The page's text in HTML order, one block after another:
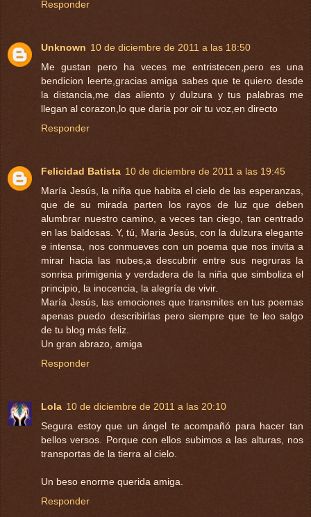
Responder
Unknown 10 de diciembre de 2011 a las 18:50
Me gustan pero ha veces me entristecen,pero es una
bendicion leerte,gracias amiga sabes que te quiero desde
la distancia,me das aliento y dulzura y tus palabras me
llegan al corazon,lo que daria por oir tu voz,en directo
Responder
Felicidad Batista 10 de diciembre de 2011 a las 19:45
María Jesús, la niña que habita el cielo de las esperanzas,
que de su mirada parten los rayos de luz que deben
alumbrar nuestro camino, a veces tan ciego, tan centrado
en las baldosas. Y, tú, Maria Jesús, con la dulzura elegante
e intensa, nos conmueves con un poema que nos invita a
mirar hacia las nubes,a descubrir entre sus negruras la
sonrisa primigenia y verdadera de la niña que simboliza el
principio, la inocencia, la alegría de vivir.
María Jesús, las emociones que transmites en tus poemas
apenas puedo describirlas pero siempre que te leo salgo
de tu blog más feliz.
Un gran abrazo, amiga
Responder
Lola 10 de diciembre de 2011 a las 20:10
Segura estoy que un ángel te acompañó para hacer tan
bellos versos. Porque con ellos subimos a las alturas, nos
transportas de la tierra al cielo.
Un beso enorme querida amiga.
Responder